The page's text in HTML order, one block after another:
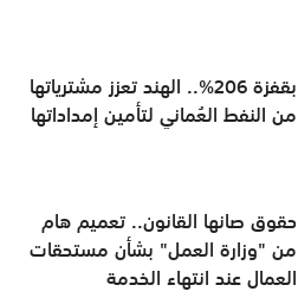
بقفزة 206%.. الهند تعزز مشترياتها
من النفط العُماني لتأمين إمداداتها
حقوق صانها القانون.. تعميم هام
من "وزارة العمل" بشأن مستحقات
العمال عند انتهاء الخدمة